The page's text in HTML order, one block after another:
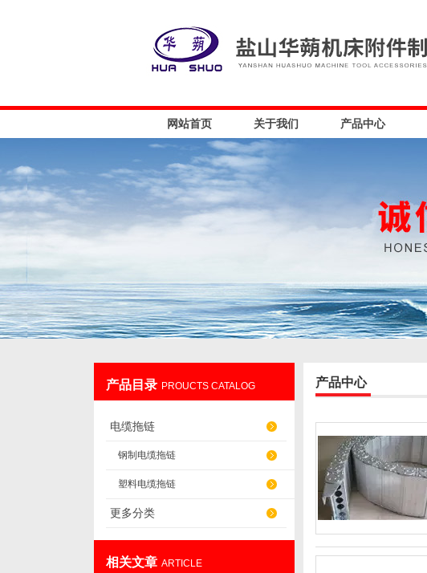
盐山华蒴机床附件制造有限公司
网站首页 关于我们 产品中心
产品目录 PROUCTS CATALOG
电缆拖链
钢制电缆拖链
塑料电缆拖链
更多分类
相关文章 ARTICLE
产品中心